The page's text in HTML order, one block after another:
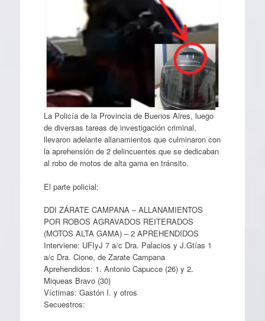
La Policía de la Provincia de Buenos Aires, luego
de diversas tareas de investigación criminal,
llevaron adelante allanamientos que culminaron con
la aprehensión de 2 delincuentes que se dedicaban
al robo de motos de alta gama en tránsito.
El parte policial:
DDI ZÁRATE CAMPANA – ALLANAMIENTOS
POR ROBOS AGRAVADOS REITERADOS
(MOTOS ALTA GAMA) – 2 APREHENDIDOS
Interviene: UFIyJ 7 a/c Dra. Palacios y J.Gtías 1
a/c Dra. Cione, de Zarate Campana
Aprehendidos: 1. Antonio Capucce (26) y 2.
Miqueas Bravo (30)
Víctimas: Gastón I. y otros
Secuestros: